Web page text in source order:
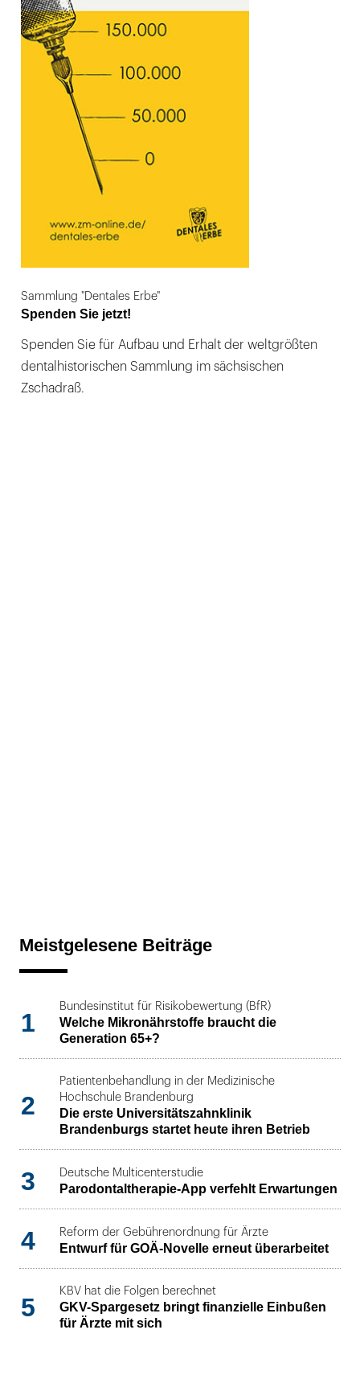
Sammlung "Dentales Erbe"
Spenden Sie jetzt!
Spenden Sie für Aufbau und Erhalt der weltgrößten
dentalhistorischen Sammlung im sächsischen
Zschadraß.
Meistgelesene Beiträge
1
Bundesinstitut für Risikobewertung (BfR)
Welche Mikronährstoffe braucht die
Generation 65+?
2
Patientenbehandlung in der Medizinische
Hochschule Brandenburg
Die erste Universitätszahnklinik
Brandenburgs startet heute ihren Betrieb
3 Deutsche Multicenterstudie
Parodontaltherapie-App verfehlt Erwartungen
4 Reform der Gebührenordnung für Ärzte
Entwurf für GOÄ-Novelle erneut überarbeitet
5
KBV hat die Folgen berechnet
GKV-Spargesetz bringt finanzielle Einbußen
für Ärzte mit sich